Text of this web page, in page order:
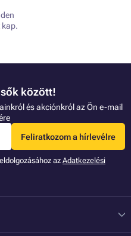
között!
és akciónkról az Ön e-mail
Feliratkozom a hírlevélre
az Adatkezelési